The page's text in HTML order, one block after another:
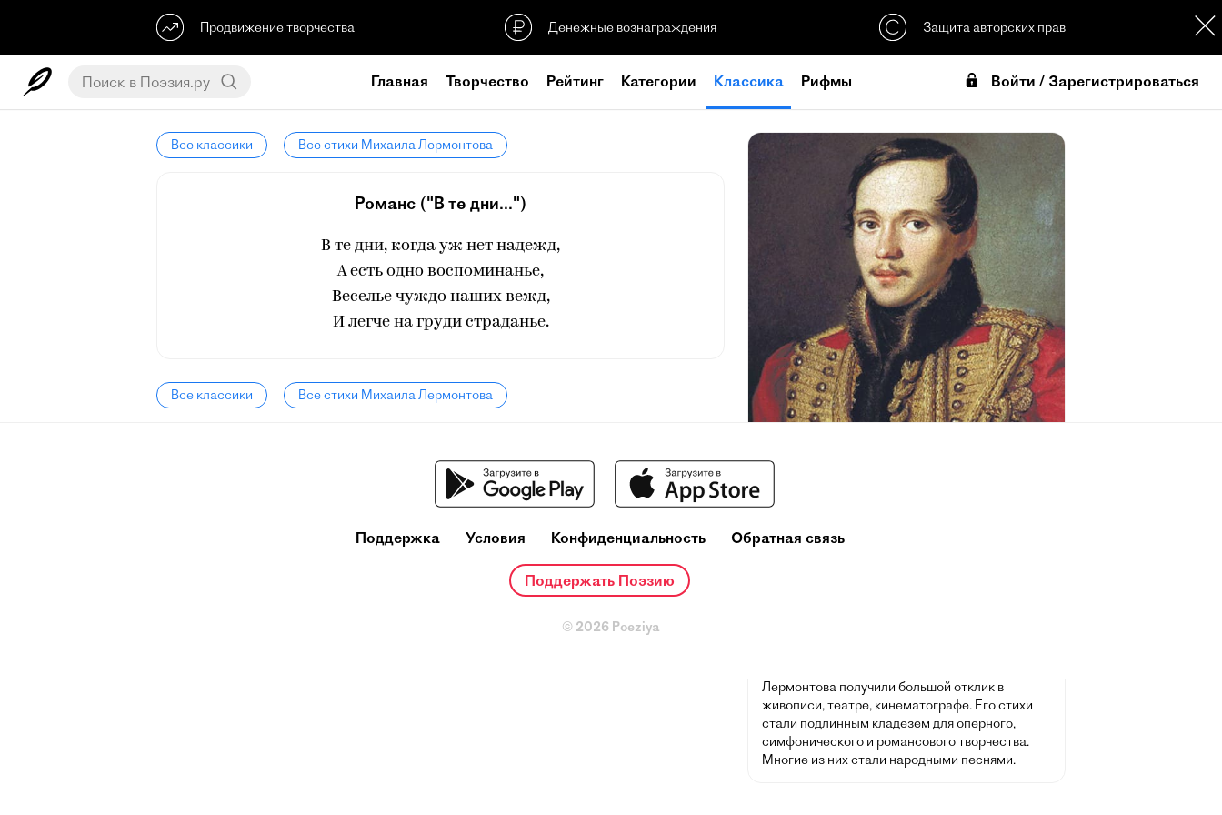
Продвижение творчества Денежные вознаграждения Защита авторских прав
Главная Творчество Рейтинг Категории Классика Рифмы Войти / Зарегистрироваться
Все классики Все стихи Михаила Лермонтова
Романс ("В те дни...")
В те дни, когда уж нет надежд,
А есть одно воспоминанье,
Веселье чуждо наших вежд,
И легче на груди страданье.
Все классики Все стихи Михаила Лермонтова
(3 октября 1814, Москва — 15 июля 1841,
художник. Творчество Лермонтова, в котором
Лермонтова получили большой отклик в
живописи, театре, кинематографе. Его стихи
стали подлинным кладезем для оперного,
симфонического и романсового творчества.
Многие из них стали народными песнями.
Поддержка Условия Конфиденциальность Обратная связь
Поддержать Поэзию
© 2026 Poeziya